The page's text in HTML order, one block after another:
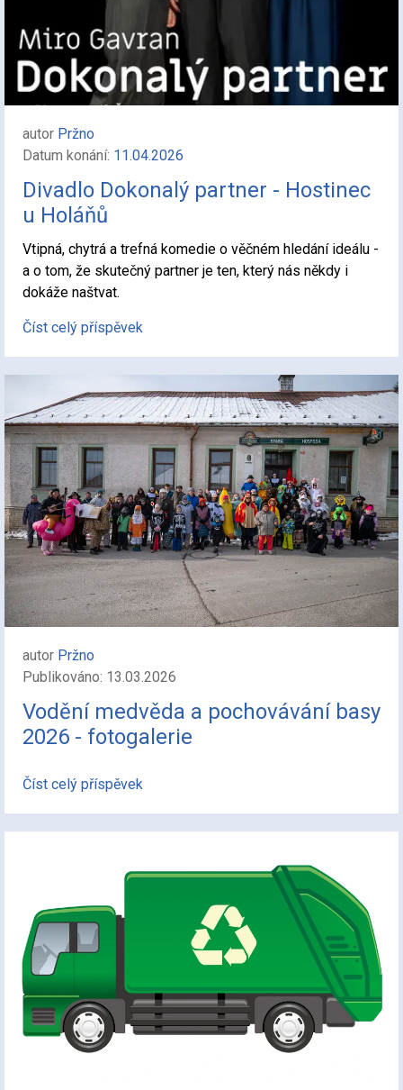
autor Pržno
Datum konání: 11.04.2026
Divadlo Dokonalý partner - Hostinec
u Holáňů
Vtipná, chytrá a trefná komedie o věčném hledání ideálu -
a o tom, že skutečný partner je ten, který nás někdy i
dokáže naštvat.
Číst celý příspěvek
autor Pržno
Publikováno: 13.03.2026
Vodění medvěda a pochovávání basy
2026 - fotogalerie
Číst celý příspěvek